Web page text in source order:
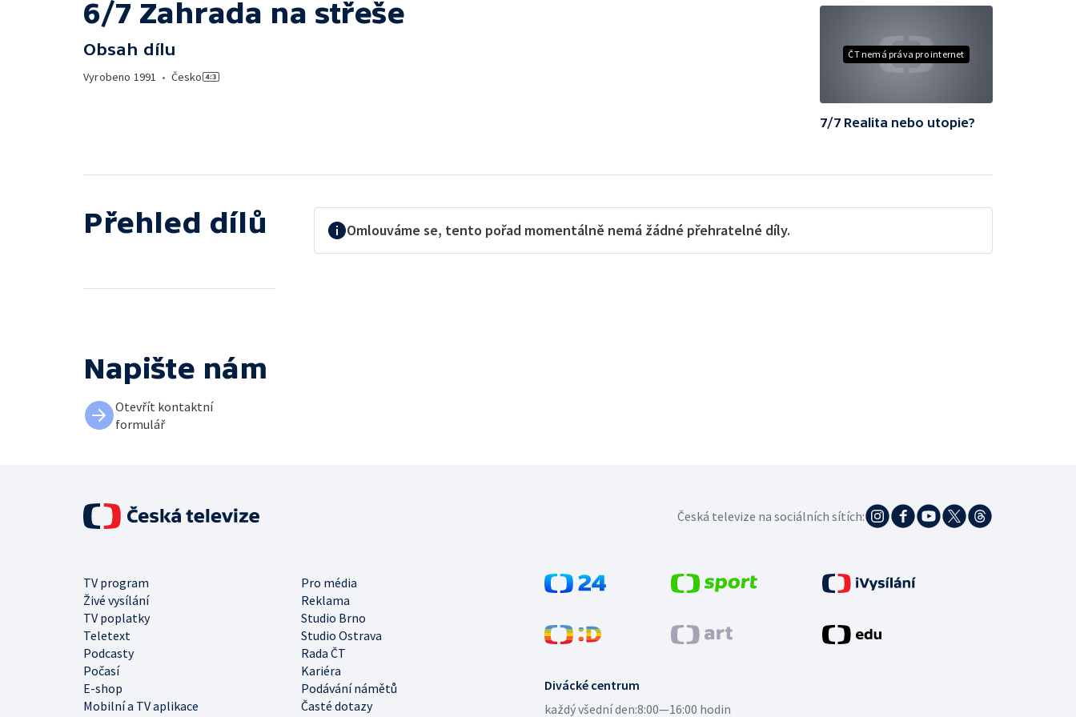
6/7 Zahrada na střeše
Obsah dílu
Vyrobeno 1991 • Česko
ČT nemá práva pro internet
7/7 Realita nebo utopie?
Přehled dílů Omlouváme se, tento pořad momentálně nemá žádné přehratelné díly.
Napište nám
Otevřít kontaktní
formulář
Divácké centrum
každý všední den:8:00—16:00 hodin
TV program
Pro média
Živé vysílání
Reklama
TV poplatky
Studio Brno
Teletext
Studio Ostrava
Podcasty
Rada ČT
Počasí
Kariéra
E-shop
Podávání námětů
Mobilní a TV aplikace
Časté dotazy
Česká televize na sociálních sítích: